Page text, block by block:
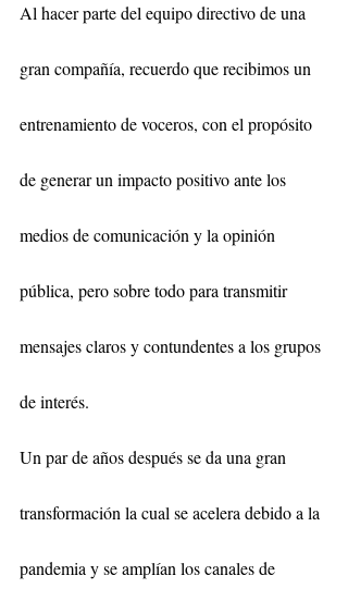
Al hacer parte del equipo directivo de una
gran compañía, recuerdo que recibimos un
entrenamiento de voceros, con el propósito
de generar un impacto positivo ante los
medios de comunicación y la opinión
pública, pero sobre todo para transmitir
mensajes claros y contundentes a los grupos
de interés.
Un par de años después se da una gran
transformación la cual se acelera debido a la
pandemia y se amplían los canales de